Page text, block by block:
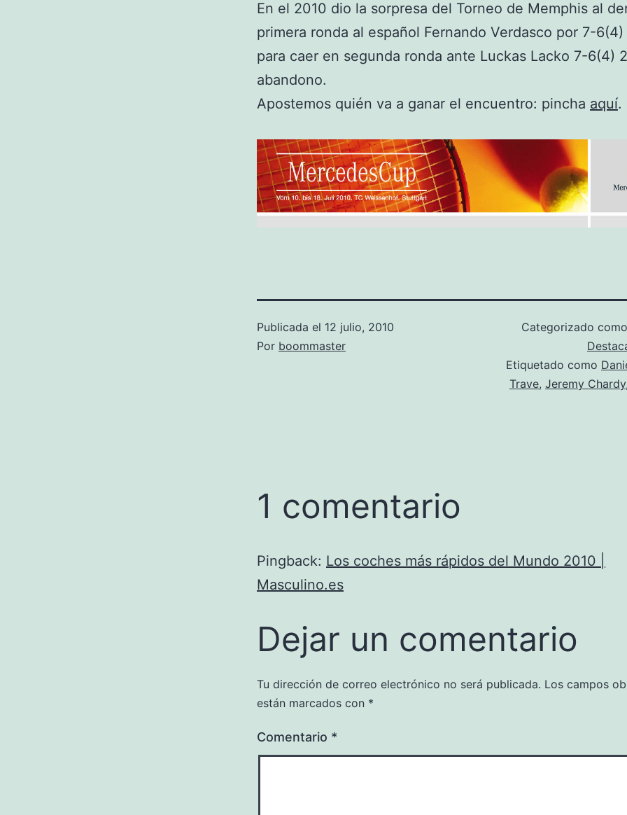
En el 2010 dio la sorpresa del Torneo de Memphis al
primera ronda al español Fernando Verdasco por 7-
para caer en segunda ronda ante Luckas Lacko 7-6(4)
abandono.
Apostemos quién va a ganar el encuentro: pincha aquí.
Publicada el 12 julio, 2010
Por boommaster
Categorizado
Etiquetado como
Trave, Jeremy Chardy
1 comentario
Pingback: Los coches más rápidos del Mundo 2010 |
Masculino.es
Dejar un comentario
Tu dirección de correo electrónico no será publicada. Los campos
están marcados con *
Comentario *